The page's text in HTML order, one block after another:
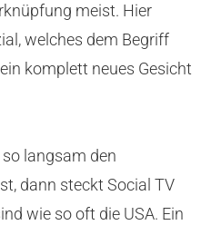
meist. Hier
welches dem Begriff
komplett neues Gesicht
langsam den
dann steckt Social TV
wie so oft die USA. Ein